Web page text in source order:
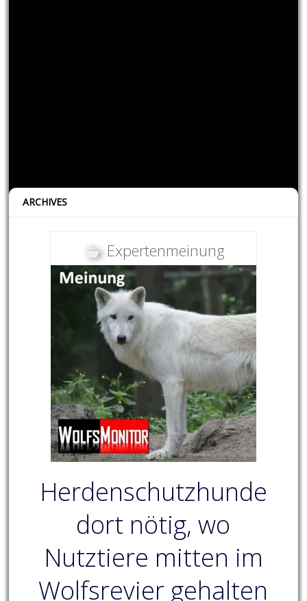
ARCHIVES
Expertenmeinung
Herdenschutzhunde
dort nötig, wo
Nutztiere mitten im
Wolfsrevier gehalten